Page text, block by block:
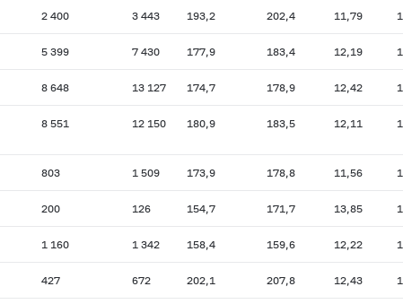
2 400 3 443 193,2 202,4 11,79
5 399 7 430 177,9 183,4 12,19
8 648 13 127 174,7 178,9 12,42
8 551 12 150 180,9 183,5 12,11
803 1 509 173,9 178,8 11,56
200 126 154,7 171,7 13,85
1 160 1 342 158,4 159,6 12,22
427 672 202,1 207,8 12,43